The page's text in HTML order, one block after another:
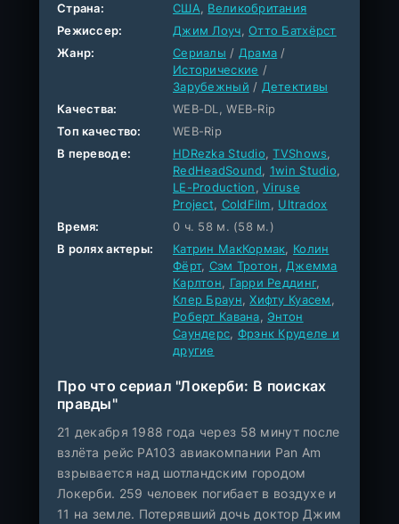
Страна:
США, Великобритания
Режиссер:
Джим Лоуч,Отто Батхёрст
Жанр:
Сериалы / Драма /
Исторические /
Зарубежный / Детективы
Качества:
WEB-DL, WEB-Rip
Топ качество:
WEB-Rip
В переводе:
HDRezka Studio,TVShows,
RedHeadSound, 1win Studio,
LE-Production ,Viruse
Project, ColdFilm, Ultradox
Время:
0 ч. 58 м. (58 м.)
В ролях актеры:
Катрин МакКормак, Колин
Фёрт, Сэм Тротон , Джемма
Карлтон, Гарри Реддинг,
Клер Браун,Хифту Куасем ,
Роберт Кавана, Энтон
Саундерс, Фрэнк Круделе и
другие
Про что сериал "Локерби: В поисках
правды"
21 декабря 1988 года через 58 минут после
взлёта рейс PA103 авиакомпании Pan Am
взрывается над шотландским городом
Локерби. 259 человек погибает в воздухе и
11 на земле. Потерявший дочь доктор Джим